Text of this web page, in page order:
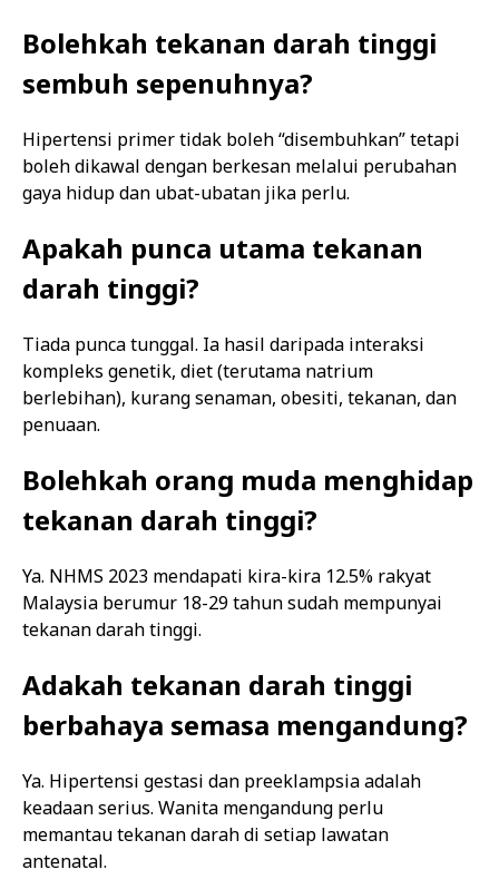
Bolehkah tekanan darah tinggi
sembuh sepenuhnya?
Hipertensi primer tidak boleh “disembuhkan” tetapi
boleh dikawal dengan berkesan melalui perubahan
gaya hidup dan ubat-ubatan jika perlu.
Apakah punca utama tekanan
darah tinggi?
Tiada punca tunggal. Ia hasil daripada interaksi
kompleks genetik, diet (terutama natrium
berlebihan), kurang senaman, obesiti, tekanan, dan
penuaan.
Bolehkah orang muda menghidap
tekanan darah tinggi?
Ya. NHMS 2023 mendapati kira-kira 12.5% rakyat
Malaysia berumur 18-29 tahun sudah mempunyai
tekanan darah tinggi.
Adakah tekanan darah tinggi
berbahaya semasa mengandung?
Ya. Hipertensi gestasi dan preeklampsia adalah
keadaan serius. Wanita mengandung perlu
memantau tekanan darah di setiap lawatan
antenatal.